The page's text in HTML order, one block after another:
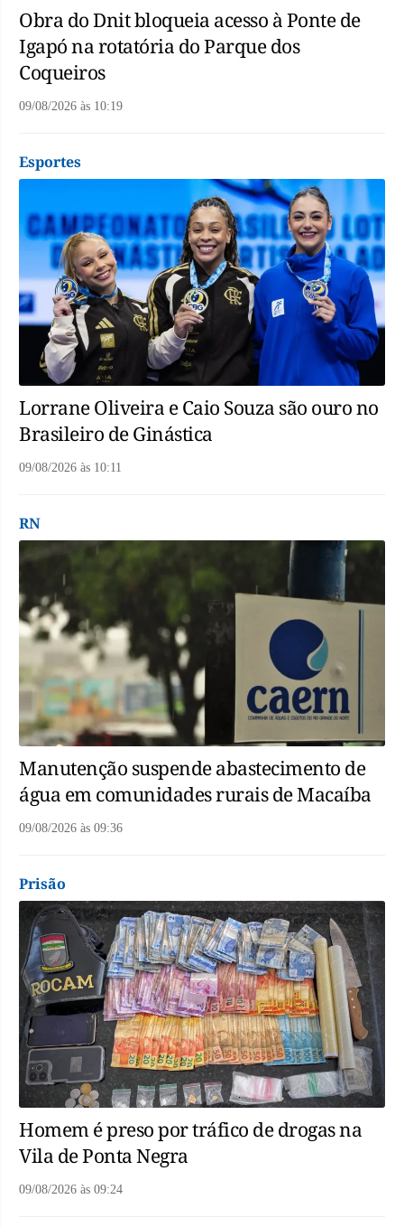
Obra do Dnit bloqueia acesso à Ponte de
Igapó na rotatória do Parque dos
Coqueiros
09/08/2026 às 10:19
Esportes
Lorrane Oliveira e Caio Souza são ouro no
Brasileiro de Ginástica
09/08/2026 às 10:11
RN
Manutenção suspende abastecimento de
água em comunidades rurais de Macaíba
09/08/2026 às 09:36
Prisão
Homem é preso por tráfico de drogas na
Vila de Ponta Negra
09/08/2026 às 09:24